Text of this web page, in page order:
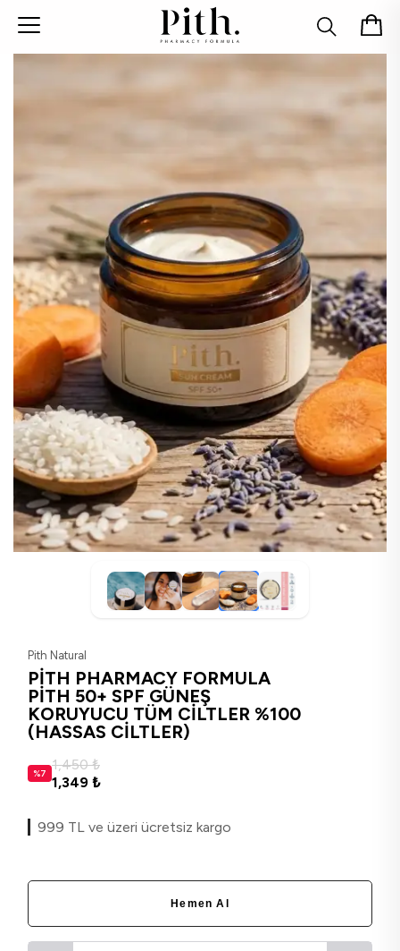
Pith Natural
PİTH PHARMACY FORMULA
PİTH 50+ SPF GÜNEŞ
KORUYUCU TÜM CİLTLER %100
(HASSAS CİLTLER)
%7 1,450 ₺
1,349 ₺
999 TL ve üzeri ücretsiz kargo
Hemen Al